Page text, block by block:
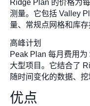
Ridge Plan 的价格为
测量。它包括 Valley
量、常规点网格和库存
高峰计划
Peak Plan 每月费用
大型项目。它结合了
随时间变化的数据、
优点